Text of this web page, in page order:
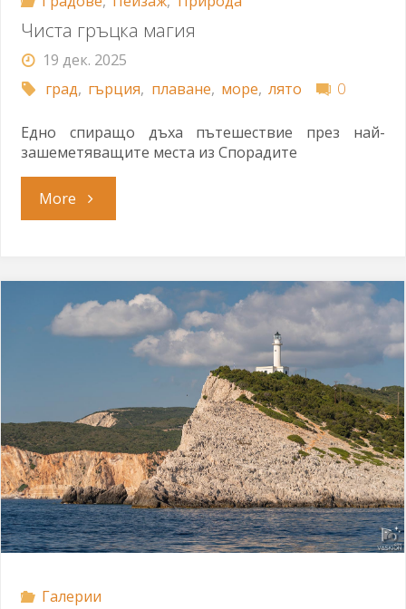
Чиста гръцка магия
19 дек. 2025
град, гърция, плаване, море, лято 0
Едно спиращо дъха пътешествие през най-
зашеметяващите места из Спорадите
More"Чиста
магия"
Галерии